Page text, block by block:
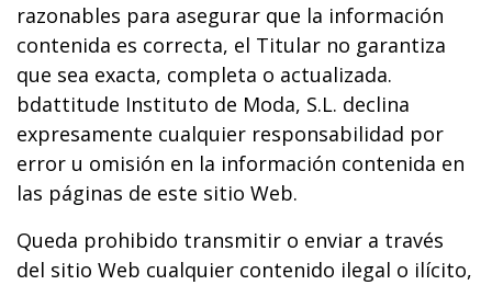
razonables para asegurar que la información
contenida es correcta, el Titular no garantiza
que sea exacta, completa o actualizada.
bdattitude Instituto de Moda, S.L. declina
expresamente cualquier responsabilidad por
error u omisión en la información contenida en
las páginas de este sitio Web.
Queda prohibido transmitir o enviar a través
del sitio Web cualquier contenido ilegal o ilícito,